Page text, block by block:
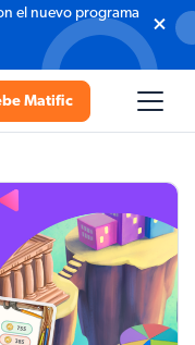
el nuevo programa
Matific